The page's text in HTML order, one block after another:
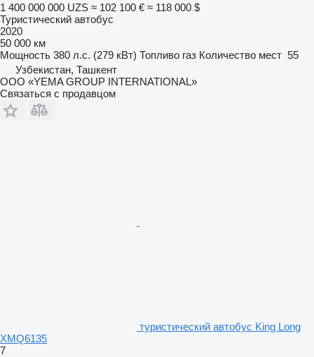
1 400 000 000 UZS ≈ 102 100 € ≈ 118 000 $
Туристический автобус
2020
50 000 км
Мощность 380 л.с. (279 кВт) Топливо газ Количество мест 55
Узбекистан, Ташкент
ООО «YEMA GROUP INTERNATIONAL»
Связаться с продавцом
туристический автобус King Long
XMQ6135
7